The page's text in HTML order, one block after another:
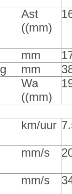
Ast
((mm)
mm
mm
Wa
((mm)
km/uur
mm/s
mm/s